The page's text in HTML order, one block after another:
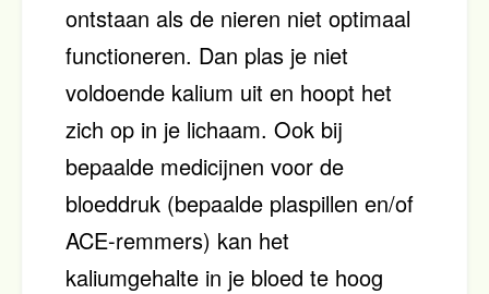
ontstaan als de nieren niet optimaal
functioneren. Dan plas je niet
voldoende kalium uit en hoopt het
zich op in je lichaam. Ook bij
bepaalde medicijnen voor de
bloeddruk (bepaalde plaspillen en/of
ACE-remmers) kan het
kaliumgehalte in je bloed te hoog